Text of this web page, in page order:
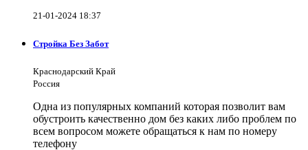
21-01-2024 18:37
Стройка Без Забот
Краснодарский Край
Россия
Одна из популярных компаний которая позволит вам
обустроить качественно дом без каких либо проблем по
всем вопросом можете обращаться к нам по номеру
телефону